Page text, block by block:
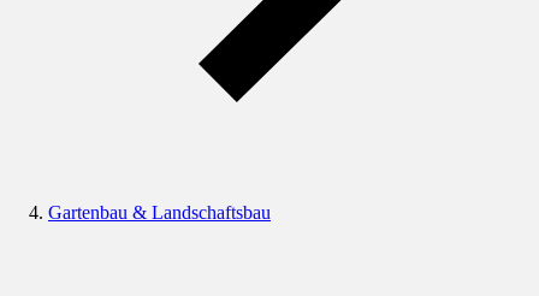
Gartenbau & Landschaftsbau